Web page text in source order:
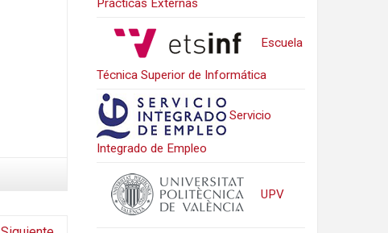
Escuela
Técnica Superior de Informática
Servicio
Integrado de Empleo
UPV